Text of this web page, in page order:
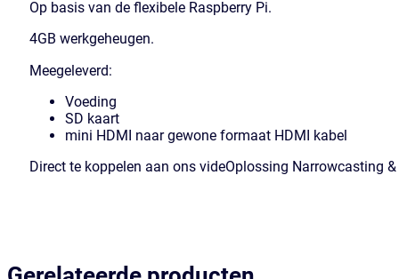
Op basis van de flexibele Raspberry Pi.
4GB werkgeheugen.
Meegeleverd:
Voeding
SD kaart
mini HDMI naar gewone formaat HDMI kabel
Direct te koppelen aan ons videOplossing Narrowcasting